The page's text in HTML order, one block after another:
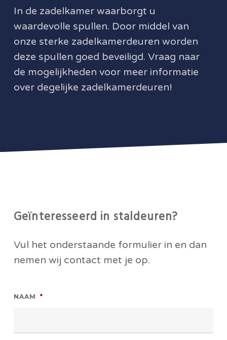
In de zadelkamer waarborgt u
waardevolle spullen. Door middel van
onze sterke zadelkamerdeuren worden
deze spullen goed beveiligd. Vraag naar
de mogelijkheden voor meer informatie
over degelijke zadelkamerdeuren!
Geïnteresseerd in staldeuren?
Vul het onderstaande formulier in en dan
nemen wij contact met je op.
NAAM *